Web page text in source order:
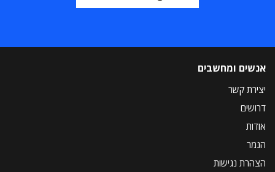
אנשים ומחשבים
יצירת קשר
דרושים
אודות
הנמר
הצהרת נגישות